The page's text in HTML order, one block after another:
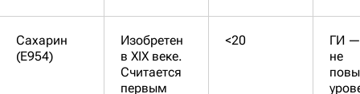
Сахарин
(Е954)
Изобретен
в XIX веке.
Считается
первым
<20
ГИ
не